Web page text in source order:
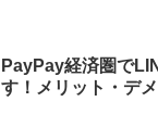
PayPay経済圏で
す！メリット・デ